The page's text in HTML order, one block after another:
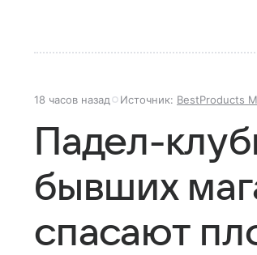
18 часов назад Источник: BestProducts
Падел-
бывших
спасают